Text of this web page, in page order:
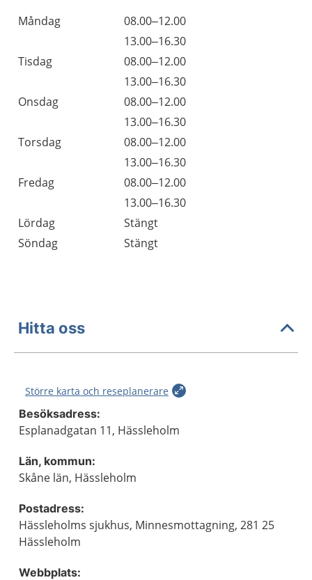
Dag
Öppettider
Kommentarer
Måndag
08.00–12.00
13.00–16.30
Tisdag
08.00–12.00
13.00–16.30
Onsdag
08.00–12.00
13.00–16.30
Torsdag
08.00–12.00
13.00–16.30
Fredag
08.00–12.00
13.00–16.30
Lördag
Stängt
Söndag
Stängt
Hitta oss
Större karta och reseplanerare
Besöksadress:
Esplanadgatan 11, Hässleholm
Län, kommun:
Skåne län, Hässleholm
Postadress:
Hässleholms sjukhus, Minnesmottagning, 281 25
Hässleholm
Webbplats: